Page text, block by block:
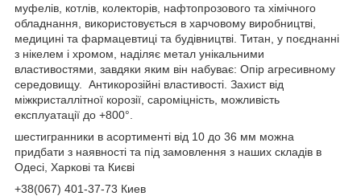
муфелів, котлів, колекторів, нафтопрозового та хімічного
обладнання, використовується в харчовому виробництві,
медицині та фармацевтиці та будівництві. Титан, у поєднанні
з нікелем і хромом, наділяє метал унікальними
властивостями, завдяки яким він набуває: Опір агресивному
середовищу. Антикорозійні властивості. Захист від
міжкристаллітної корозії, сароміцність, можливість
експлуатації до +800°.
шестигранники в асортименті від 10 до 36 мм можна
придбати з наявності та під замовлення з наших складів в
Одесі, Харкові та Києві
+38(067) 401-37-73 Киев